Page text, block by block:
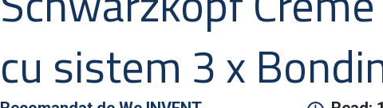
cu sistem 3 x